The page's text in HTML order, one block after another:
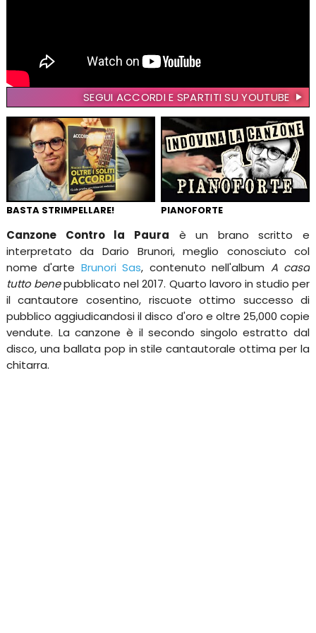
SEGUI ACCORDI E SPARTITI SU YOUTUBE
BASTA STRIMPELLARE! PIANOFORTE
Canzone Contro la Paura è un brano scritto e
interpretato da Dario Brunori, meglio conosciuto col
nome d'arte Brunori Sas, contenuto nell'album A casa
tutto benepubblicato nel 2017. Quarto lavoro in studio per
il cantautore cosentino, riscuote ottimo successo di
pubblico aggiudicandosi il disco d'oro e oltre 25,000 copie
vendute. La canzone è il secondo singolo estratto dal
disco, una ballata pop in stile cantautorale ottima per la
chitarra.